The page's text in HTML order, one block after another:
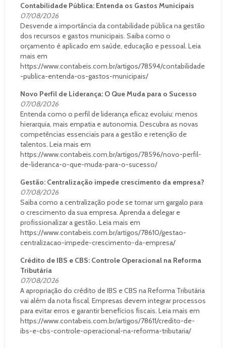
Contabilidade Pública: Entenda os Gastos Municipais
07/08/2026
Desvende a importância da contabilidade pública na gestão
dos recursos e gastos municipais. Saiba como o
orçamento é aplicado em saúde, educação e pessoal. Leia
mais em
https://www.contabeis.com.br/artigos/78594/contabilidade
-publica-entenda-os-gastos-municipais/
Novo Perfil de Liderança: O Que Muda para o Sucesso
07/08/2026
Entenda como o perfil de liderança eficaz evoluiu: menos
hierarquia, mais empatia e autonomia. Descubra as novas
competências essenciais para a gestão e retenção de
talentos. Leia mais em
https://www.contabeis.com.br/artigos/78596/novo-perfil-
de-lideranca-o-que-muda-para-o-sucesso/
Gestão: Centralização impede crescimento da empresa?
07/08/2026
Saiba como a centralização pode se tornar um gargalo para
o crescimento da sua empresa. Aprenda a delegar e
profissionalizar a gestão. Leia mais em
https://www.contabeis.com.br/artigos/78610/gestao-
centralizacao-impede-crescimento-da-empresa/
Crédito de IBS e CBS: Controle Operacional na Reforma
Tributária
07/08/2026
A apropriação do crédito de IBS e CBS na Reforma Tributária
vai além da nota fiscal. Empresas devem integrar processos
para evitar erros e garantir benefícios fiscais. Leia mais em
https://www.contabeis.com.br/artigos/78611/credito-de-
ibs-e-cbs-controle-operacional-na-reforma-tributaria/